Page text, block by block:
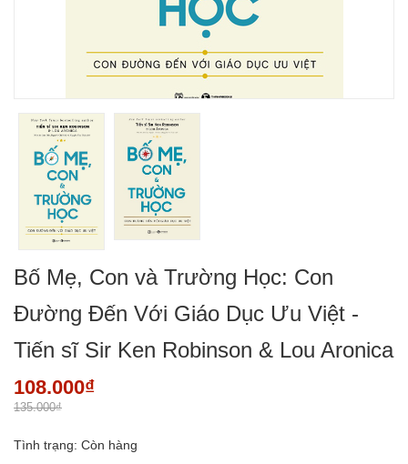
Bố Mẹ, Con và Trường Học: Con
Đường Đến Với Giáo Dục Ưu Việt -
Tiến sĩ Sir Ken Robinson & Lou Aronica
108.000₫
135.000₫
Tình trạng: Còn hàng